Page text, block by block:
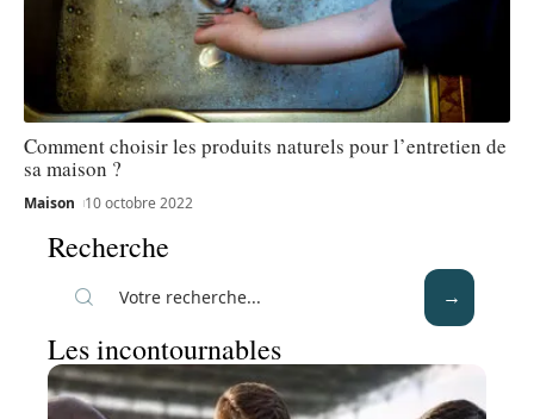
Comment choisir les produits naturels pour l’entretien de
sa maison ?
Maison 10 octobre 2022
Recherche
Les incontournables